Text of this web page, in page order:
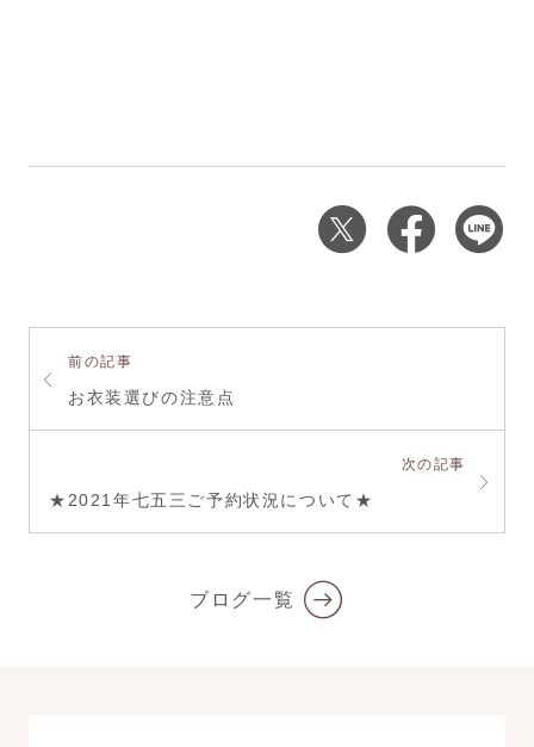
前の記事
お衣装選びの注意点
次の記事
★2021年七五三ご予約状況について★
ブログ一覧